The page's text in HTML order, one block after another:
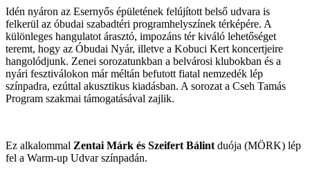
Idén nyáron az Esernyős épületének felújított belső udvara is
felkerül az óbudai szabadtéri programhelyszínek térképére. A
különleges hangulatot árasztó, impozáns tér kiváló lehetőséget
teremt, hogy az Óbudai Nyár, illetve a Kobuci Kert koncertjeire
hangolódjunk. Zenei sorozatunkban a belvárosi klubokban és a
nyári fesztiválokon már méltán befutott fiatal nemzedék lép
színpadra, ezúttal akusztikus kiadásban. A sorozat a Cseh Tamás
Program szakmai támogatásával zajlik.
Ez alkalommal Zentai Márk és Szeifert Bálintduója (MÖRK) lép
fel a Warm-up Udvar színpadán.